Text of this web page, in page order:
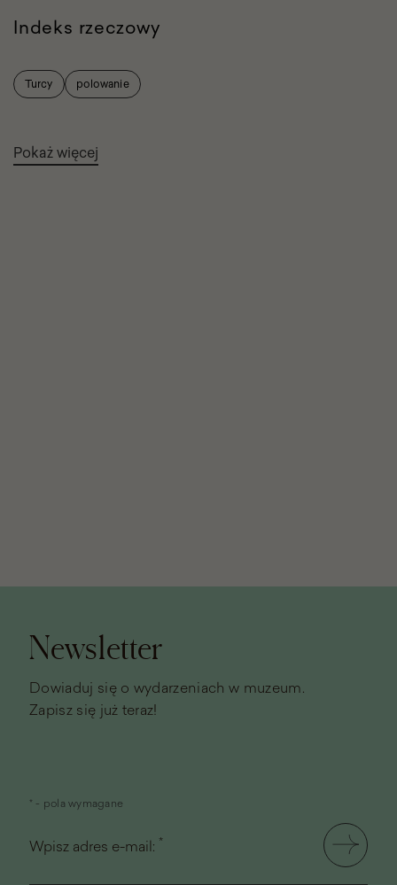
Indeks rzeczowy
Turcy polowanie
Pokaż więcej
Stopka
Newsletter
Dowiaduj się o wydarzeniach w muzeum.
Zapisz się już teraz!
* - pola wymagane
Wpisz adres e-mail: *